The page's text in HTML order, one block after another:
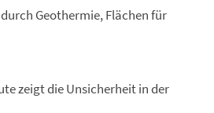
Geothermie, Flächen für
zeigt die Unsicherheit in der